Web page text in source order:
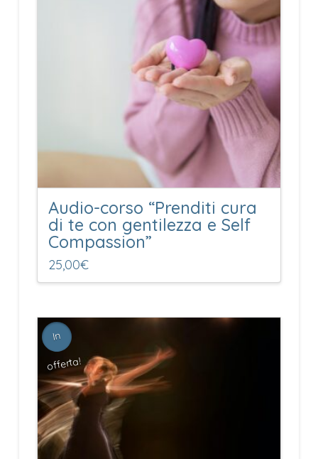
Audio-corso “Prenditi cura
di te con gentilezza e Self
Compassion”
25,00€
In
offerta!